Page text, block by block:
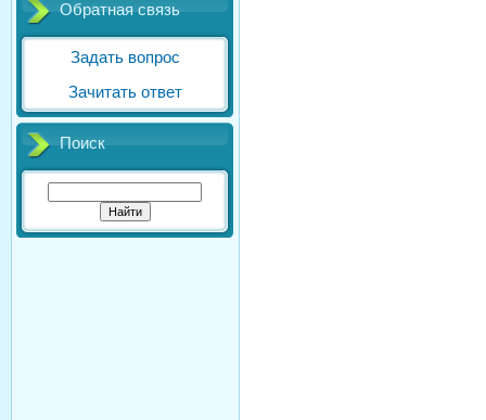
Обратная связь
Задать вопрос
Зачитать ответ
Поиск